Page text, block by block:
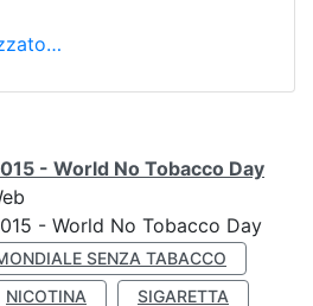
- World No Tobacco Day
- World No Tobacco Day
SENZA TABACCO
NICOTINA
SIGARETTA